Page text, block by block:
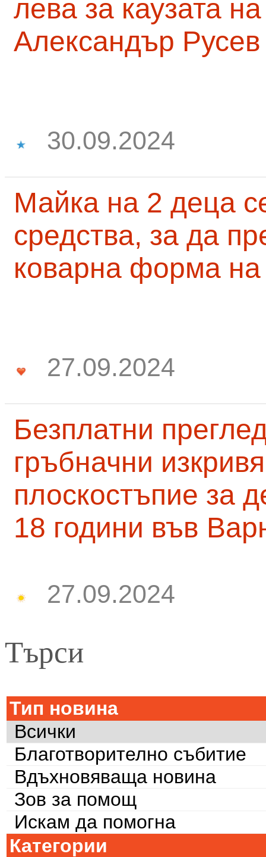
лева за каузата
Александър Русев
30.09.2024
Майка на 2 деца
средства, за да
коварна форма на
27.09.2024
Безплатни
гръбначни
плоскостъпие за
18 години във
27.09.2024
Търси
Тип новина
Всички
Благотворително събитие
Вдъхновяваща новина
Зов за помощ
Искам да помогна
Категории